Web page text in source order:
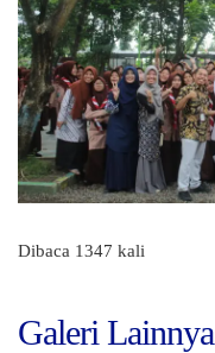
Dibaca 1347 kali
Galeri Lainnya